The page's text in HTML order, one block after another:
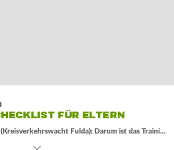
FÜR ELTERN
Gerhard Brink (Kreisverkehrswacht Fulda): Darum ist das Training so wichtig